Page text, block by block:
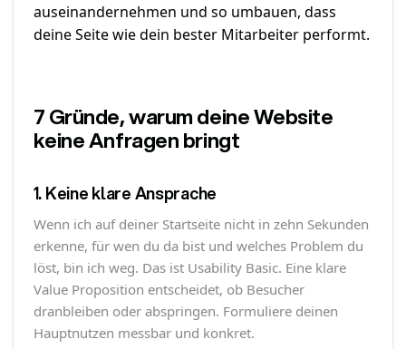
auseinandernehmen und so umbauen, dass
deine Seite wie dein bester Mitarbeiter performt.
7 Gründe, warum deine Website
keine Anfragen bringt
1. Keine klare Ansprache
Wenn ich auf deiner Startseite nicht in zehn Sekunden
erkenne, für wen du da bist und welches Problem du
löst, bin ich weg. Das ist Usability Basic. Eine klare
Value Proposition entscheidet, ob Besucher
dranbleiben oder abspringen. Formuliere deinen
Hauptnutzen messbar und konkret.